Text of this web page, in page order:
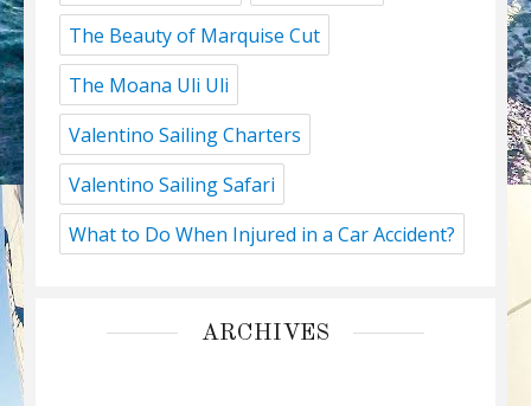
The Beauty of Marquise Cut
The Moana Uli Uli
Valentino Sailing Charters
Valentino Sailing Safari
What to Do When Injured in a Car Accident?
ARCHIVES